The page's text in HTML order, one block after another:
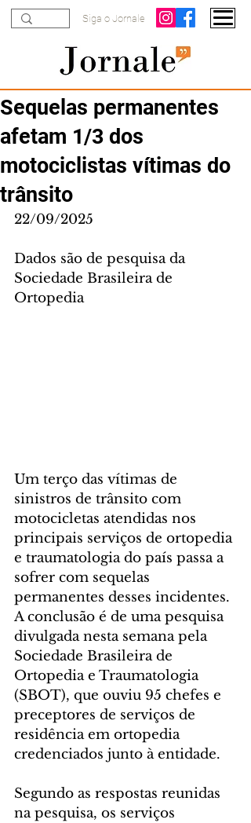
Siga o Jornale
Sequelas permanentes
afetam 1/3 dos
motociclistas vítimas do
trânsito
22/09/2025
Dados são de pesquisa da
Sociedade Brasileira de
Ortopedia
Um terço das vítimas de
sinistros de trânsito com
motocicletas atendidas nos
principais serviços de ortopedia
e traumatologia do país passa a
sofrer com sequelas
permanentes desses incidentes.
A conclusão é de uma pesquisa
divulgada nesta semana pela
Sociedade Brasileira de
Ortopedia e Traumatologia
(SBOT), que ouviu 95 chefes e
preceptores de serviços de
residência em ortopedia
credenciados junto à entidade.
Segundo as respostas reunidas
na pesquisa, os serviços